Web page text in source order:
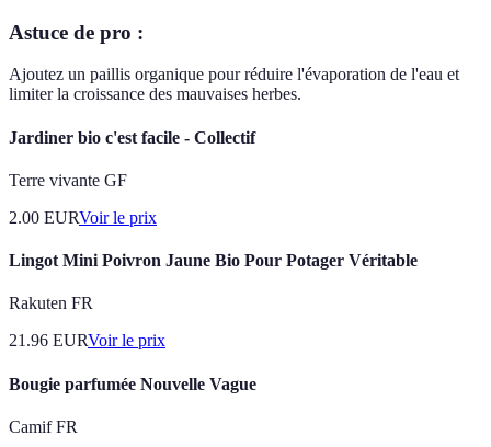
Astuce de pro :
Ajoutez un paillis organique pour réduire l'évaporation de l'eau et
limiter la croissance des mauvaises herbes.
Jardiner bio c'est facile - Collectif
Terre vivante GF
2.00 EURVoir le prix
Lingot Mini Poivron Jaune Bio Pour Potager Véritable
Rakuten FR
21.96 EURVoir le prix
Bougie parfumée Nouvelle Vague
Camif FR